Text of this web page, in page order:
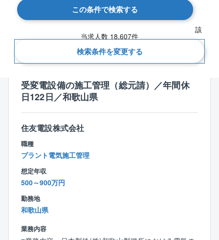
この条件で検索する
該
当求人数 18,607件
検索条件を変更する
現在の検索条件
受変電設備の施工管理（総元請）／年間休
日122日／和歌山県
住友電設株式会社
職種
プラント電気施工管理
想定年収
500～900万円
勤務地
和歌山県
業務内容